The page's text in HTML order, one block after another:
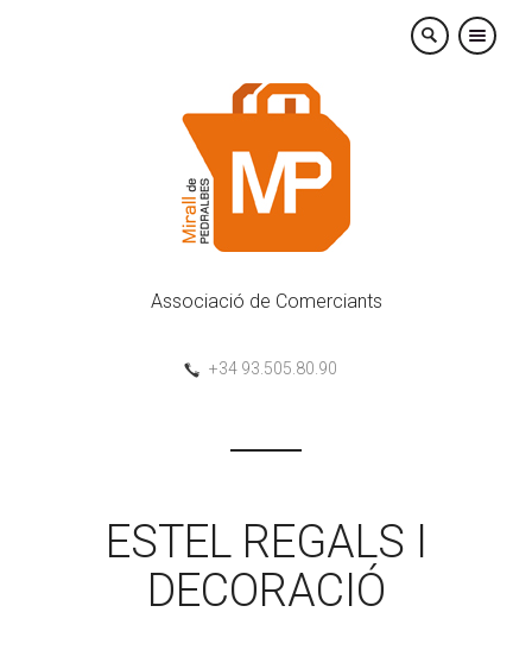
×
Associació de Comerciants
+34 93.505.80.90
ESTEL REGALS I
DECORACIÓ